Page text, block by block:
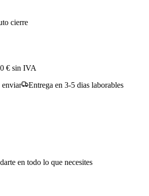
cierre
€ sin IVA
Entrega en 3-5 dias laborables
en todo lo que necesites